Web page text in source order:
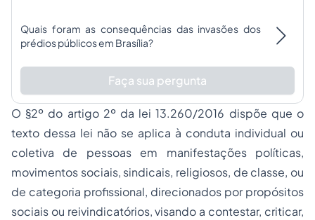
Quais foram as consequências das invasões dos
prédios públicos em Brasília?
Faça sua pergunta
O §2º do artigo 2º da lei 13.260/2016 dispõe que o
texto dessa lei não se aplica à conduta individual ou
coletiva de pessoas em manifestações políticas,
movimentos sociais, sindicais, religiosos, de classe, ou
de categoria profissional, direcionados por propósitos
sociais ou reivindicatórios, visando a contestar, criticar,